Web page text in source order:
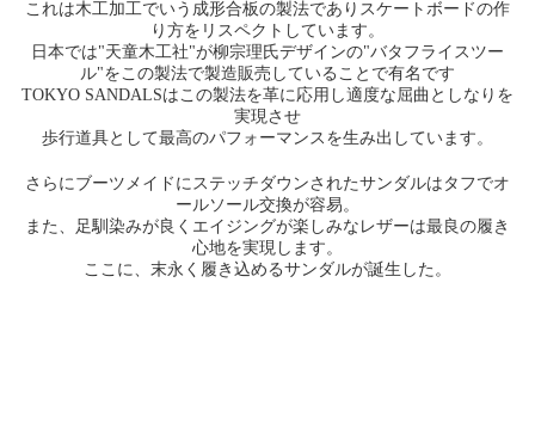
これは木工加工でいう成形合板の製法でありスケートボードの作
り方をリスペクトしています。
日本では"天童木工社"が柳宗理氏デザインの"バタフライスツー
ル"をこの製法で製造販売していることで有名です
TOKYO SANDALSはこの製法を革に応用し適度な屈曲としなりを
実現させ
歩行道具として最高のパフォーマンスを生み出しています。
さらにブーツメイドにステッチダウンされたサンダルはタフでオ
ールソール交換が容易。
また、足馴染みが良くエイジングが楽しみなレザーは最良の履き
心地を実現します。
ここに、末永く履き込めるサンダルが誕生した。